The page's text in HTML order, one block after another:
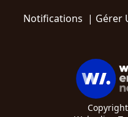
Notifications | Gérer